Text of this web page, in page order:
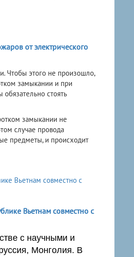
от электрического
Чтобы этого не произошло,
замыкании и при
стоять
замыкании не
случае провода
предметы, и происходит
Вьетнам совместно с
с научными и
Монголия. В